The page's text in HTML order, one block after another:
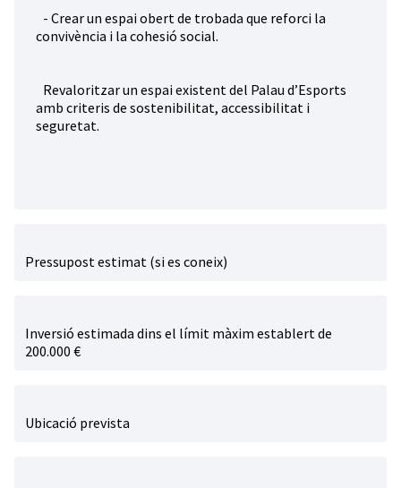
- Crear un espai obert de trobada que reforci la
convivència i la cohesió social.
Revaloritzar un espai existent del Palau d’Esports
amb criteris de sostenibilitat, accessibilitat i
seguretat.
Pressupost estimat (si es coneix)
Inversió estimada dins el límit màxim establert de
200.000 €
Ubicació prevista